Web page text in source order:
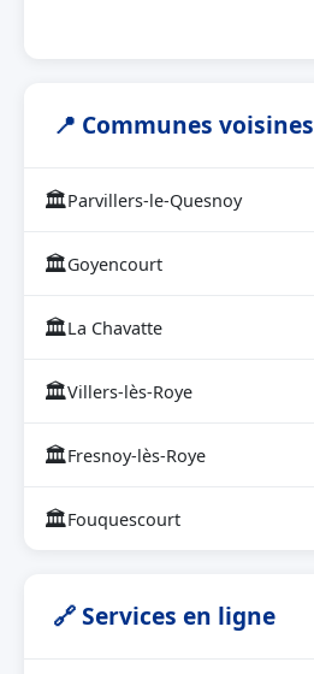
📍 Communes voisines
🏛Parvillers-le-Quesnoy
🏛Goyencourt
🏛La Chavatte
🏛Villers-lès-Roye
🏛Fresnoy-lès-Roye
🏛Fouquescourt
🔗 Services en ligne